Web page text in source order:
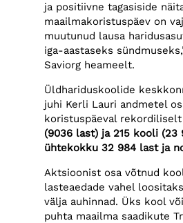
ja positiivne tagasiside
maailmakoristuspäev on
muutunud lausa
iga-aastaseks
Saviorg heameelt.
Üldhariduskoolide
juhi Kerli Lauri andmetel
koristuspäeval
(9036 last) ja 215 kooli (23
ühtekokku 32 984 last ja
Aktsioonist osa võtnud
lasteaedade vahel
välja auhinnad. Üks kool
puhta maailma saadikute